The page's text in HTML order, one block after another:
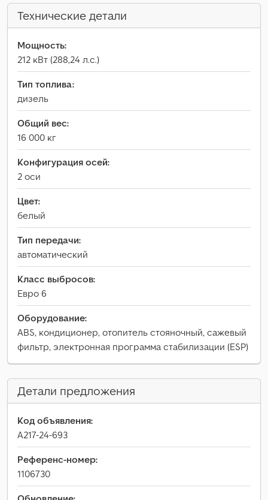
Технические детали
Мощность:
212 кВт (288,24 л.с.)
Тип топлива:
дизель
Общий вес:
16 000 кг
Конфигурация осей:
2 оси
Цвет:
белый
Тип передачи:
автоматический
Класс выбросов:
Евро 6
Оборудование:
ABS, кондиционер, отопитель стояночный, сажевый
фильтр, электронная программа стабилизации (ESP)
Детали предложения
Код объявления:
A217-24-693
Референс-номер:
1106730